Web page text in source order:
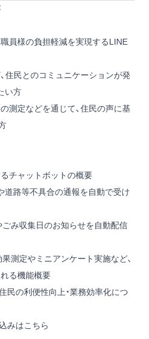
員様の負担軽減を実現するLINE
住民とのコミュニケーションが発
い方
測定などを通じて、住民の声に基
チャットボットの概要
道路等不具合の通報を自動で受け
ごみ収集日のお知らせを自動配信
測定やミニアンケート実施など、
る機能概要
民の利便性向上・業務効率化につ
みはこちら